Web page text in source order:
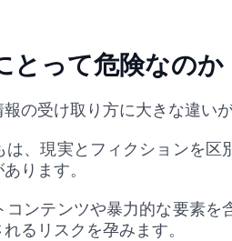
とって危険なのか
の受け取り方に大きな違い
は、現実とフィクションを区
ります。
コンテンツや暴力的な要素を
るリスクを孕みます。